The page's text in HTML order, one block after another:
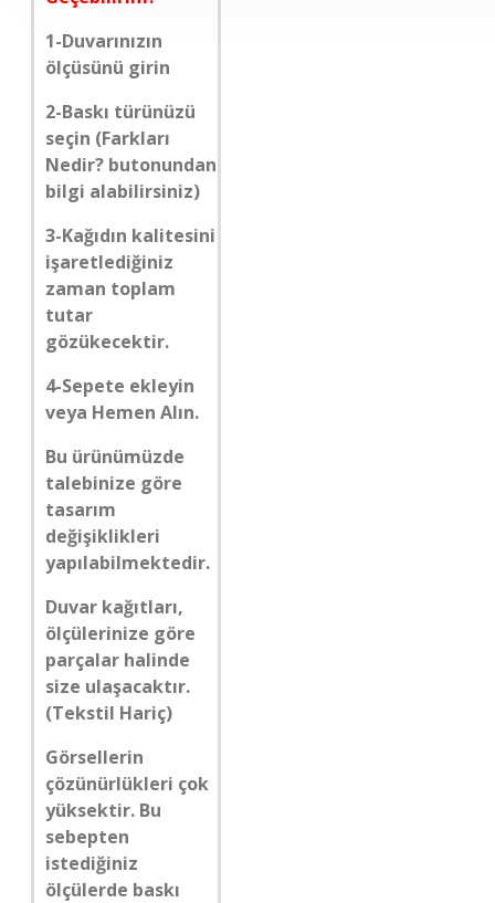
1-Duvarınızın
ölçüsünü girin
2-Baskı türünüzü
seçin (Farkları
Nedir? butonundan
bilgi alabilirsiniz)
3-Kağıdın kalitesini
işaretlediğiniz
zaman toplam
tutar
gözükecektir.
4-Sepete ekleyin
veya Hemen Alın.
Bu ürünümüzde
talebinize göre
tasarım
değişiklikleri
yapılabilmektedir.
Duvar kağıtları,
ölçülerinize göre
parçalar halinde
size ulaşacaktır.
(Tekstil Hariç)
Görsellerin
çözünürlükleri çok
yüksektir. Bu
sebepten
istediğiniz
ölçülerde baskı